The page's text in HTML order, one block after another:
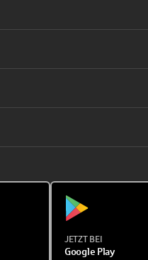
JETZT BEI
Google Play